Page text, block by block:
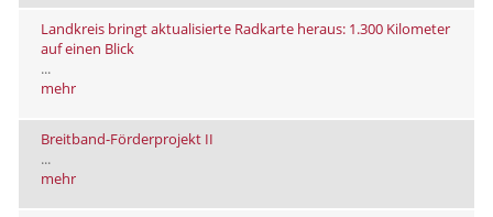
Landkreis bringt aktualisierte Radkarte heraus: 1.300 Kilometer
auf einen Blick
...
mehr
Breitband-Förderprojekt II
...
mehr